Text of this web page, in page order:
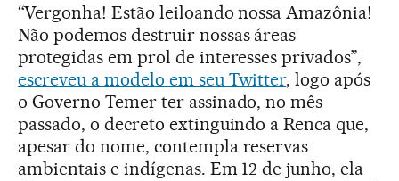
“Vergonha! Estão leiloando nossa Amazônia!
Não podemos destruir nossas áreas
protegidas em prol de interesses privados”,
escreveu a modelo em seu Twitter, logo após
o Governo Temer ter assinado, no mês
passado, o decreto extinguindo a Renca que,
apesar do nome, contempla reservas
ambientais e indígenas. Em 12 de junho, ela